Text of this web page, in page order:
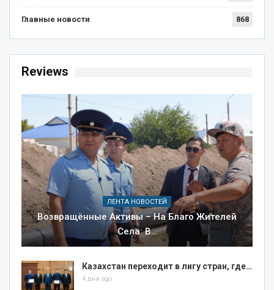
Главные новости 868
Reviews
ЛЕНТА НОВОСТЕЙ
Возвращённые Активы – На Благо Жителей
Села: В…
Казахстан переходит в лигу стран, где…
4 дня ago